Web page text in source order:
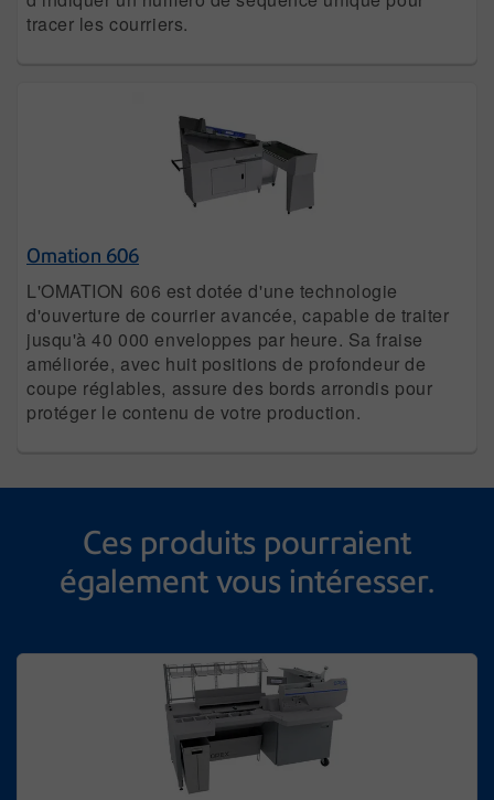
tracer les courriers.
Omation 606
L'OMATION 606 est dotée d'une technologie
d'ouverture de courrier avancée, capable de traiter
jusqu'à 40 000 enveloppes par heure. Sa fraise
améliorée, avec huit positions de profondeur de
coupe réglables, assure des bords arrondis pour
protéger le contenu de votre production.
Ces produits pourraient
également vous intéresser.